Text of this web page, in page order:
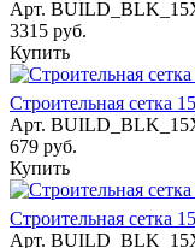
Арт.
3315 руб.
Купить
Строительная сетка
Арт.
679 руб.
Купить
Строительная сетка
Арт.